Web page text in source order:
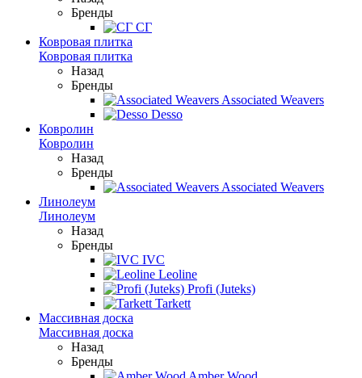
Бренды
СГ
Ковровая плитка
Ковровая плитка
Назад
Бренды
Associated Weavers
Desso
Ковролин
Ковролин
Назад
Бренды
Associated Weavers
Линолеум
Линолеум
Назад
Бренды
IVC
Leoline
Profi (Juteks)
Tarkett
Массивная доска
Массивная доска
Назад
Бренды